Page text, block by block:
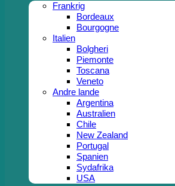
Frankrig
Bordeaux
Bourgogne
Italien
Bolgheri
Piemonte
Toscana
Veneto
Andre lande
Argentina
Australien
Chile
New Zealand
Portugal
Spanien
Sydafrika
USA